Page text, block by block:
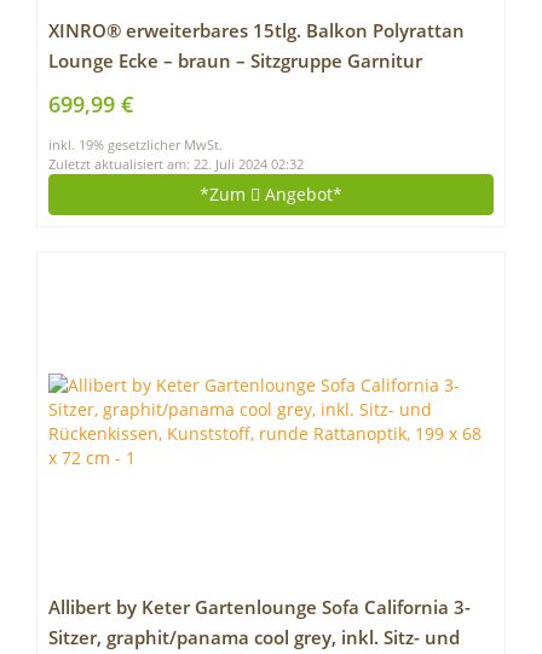
XINRO® erweiterbares 15tlg. Balkon Polyrattan
Lounge Ecke – braun – Sitzgruppe Garnitur
Gartenmöbel Lounge Möbel Set aus Polyrattan –
inkl. Lounge Sessel + Ecke + Hocker + Tisch +
Kissen
699,99 €
inkl. 19% gesetzlicher MwSt.
Zuletzt aktualisiert am: 22. Juli 2024 02:32
*Zum Angebot*
Allibert by Keter Gartenlounge Sofa California 3-
Sitzer, graphit/panama cool grey, inkl. Sitz- und